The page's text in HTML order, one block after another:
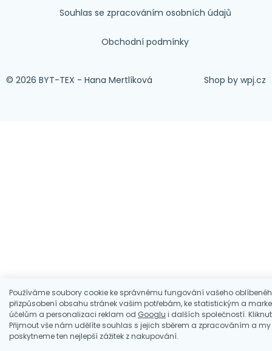
© 2026 BYT-TEX - Hana Mertlíková
Souhlas se zpracováním osobních údajů
Obchodní podmínky
Shop by wpj.cz
Používáme soubory cookie ke správnému fungování vašeho
přizpůsobení obsahu stránek vašim potřebám, ke statistickým a
účelům a personalizaci reklam od Googlu i dalších společností.
Přijmout vše nám udělíte souhlas s jejich sběrem a zpracováním a
poskytneme ten nejlepší zážitek z nakupování.